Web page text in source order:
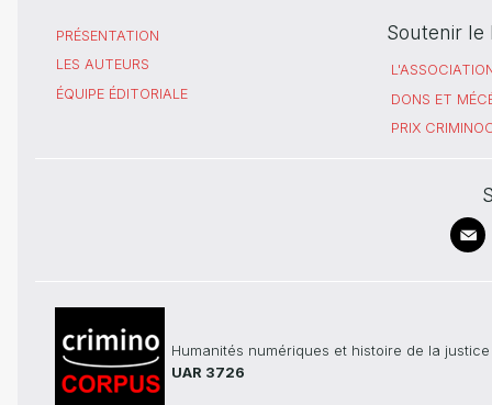
PRÉSENTATION
LES AUTEURS
ÉQUIPE ÉDITORIALE
Soutenir le
DONS ET
PRIX
Humanités numériques et histoire de la justice
UAR 3726